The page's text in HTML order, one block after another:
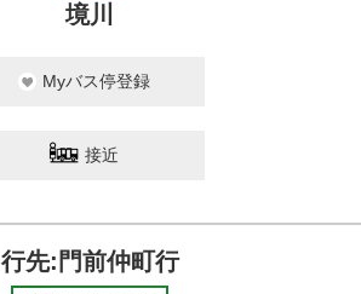
境川
Myバス停登録
接近
行先:門前仲町行